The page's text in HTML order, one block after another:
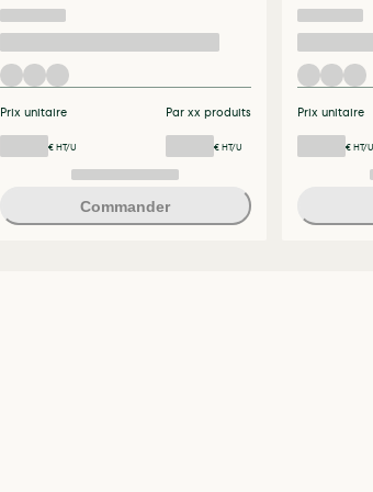
Prix unitaire
€ HT/U
Par xx produits
€ HT/U
Commander
Prix unitaire
€ HT/U